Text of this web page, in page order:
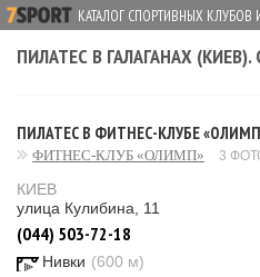
КАТАЛОГ СПОРТИВНЫХ КЛУБОВ
ПИЛАТЕС В ГАЛАГАНАХ
ПИЛАТЕС В ФИТНЕС-КЛУБЕ
ФИТНЕС-КЛУБ «ОЛИМП» 3
КИЕВ
улица Кулибина, 11
(044) 503-72-18
Нивки (600 м)